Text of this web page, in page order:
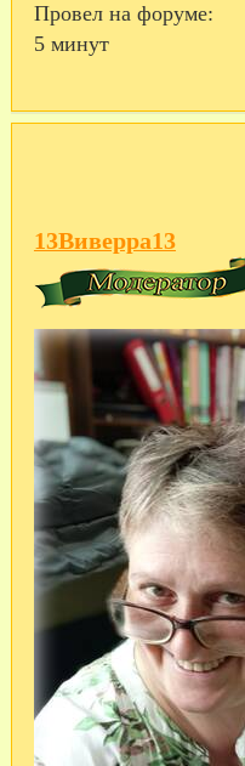
Провел на форуме:
5 минут
13Виверра13